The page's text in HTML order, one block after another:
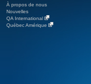
À propos de nous
Nouvelles
QA International
Québec Amérique